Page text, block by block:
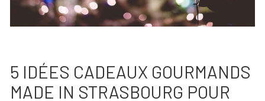
5 IDÉES CADEAUX GOURMANDS
MADE IN STRASBOURG POUR